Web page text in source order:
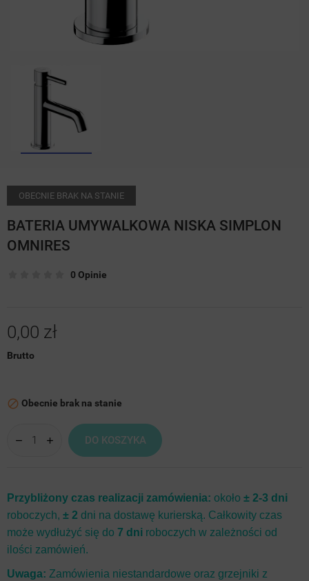
OBECNIE BRAK NA STANIE
BATERIA UMYWALKOWA NISKA SIMPLON
OMNIRES
0 Opinie
0,00 zł
Brutto
 Obecnie brak na stanie
DO KOSZYKA
Przybliżony czas realizacji zamówienia: około ± 2-3 dni
roboczych, ± 2 dni na dostawę kurierską. Całkowity czas
może wydłużyć się do 7 dni roboczych w zależności od
ilości zamówień.
Uwaga: Zamówienia niestandardowe oraz grzejniki z